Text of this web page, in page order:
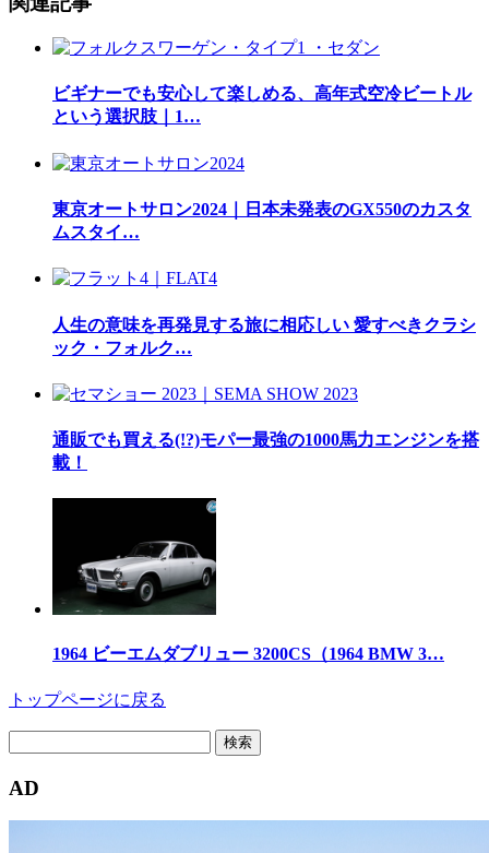
ビギナーでも安心して楽しめる、高年式空冷ビートル
という選択肢｜1…
東京オートサロン2024｜日本未発表のGX550のカスタ
ムスタイ…
人生の意味を再発見する旅に相応しい 愛すべきクラシ
ック・フォルク…
通販でも買える(!?)モパー最強の1000馬力エンジンを搭
載！
1964 ビーエムダブリュー 3200CS（1964 BMW 3…
トップページに戻る
AD